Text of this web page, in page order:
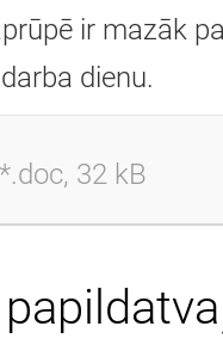
ir mazāk
dienu.
*.doc, 32 kB